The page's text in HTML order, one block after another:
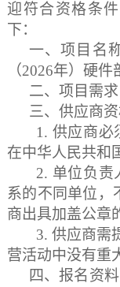
迎符合资格条
下：
一、项目 名
（2026年）硬件
二、 项目 需求
三、供应商
1. 供应商必
在中华人民共和
2. 单位负责
系的不同单位，
商出具加盖公章
3.供应商需
营活动中没有重
四、报名资